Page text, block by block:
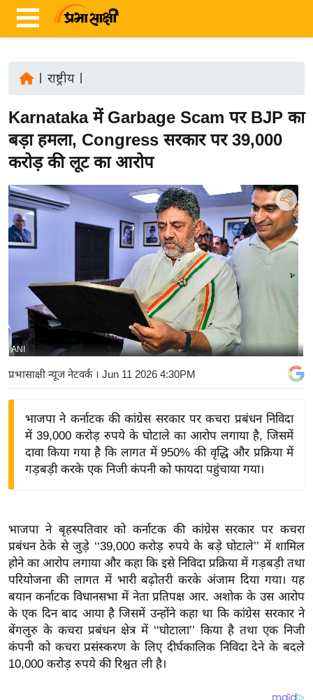
ज़ा
ख
र
रा
ष्ट्री
य
ष्ट्री
य
बि
ज़
ने
द्यो
वि
शे
ष
ज्ञ
रा
य
ब
ज
राष्ट्रीय|
Karnataka में Garbage Scam पर BJP का
बड़ा हमला, Congress सरकार पर 39,000
करोड़ की लूट का आरोप
ANI
प्रभासाक्षी न्यूज नेटवर्क। Jun 11 2026 4:30PM
भाजपा ने कर्नाटक की कांग्रेस सरकार पर कचरा प्रबंधन निविदा
में 39,000 करोड़ रुपये के घोटाले का आरोप लगाया है, जिसमें
दावा किया गया है कि लागत में 950% की वृद्धि और प्रक्रिया में
गड़बड़ी करके एक निजी कंपनी को फायदा पहुंचाया गया।
भाजपा ने बृहस्पतिवार को कर्नाटक की कांग्रेस सरकार पर कचरा
प्रबंधन ठेके से जुड़े ‘‘39,000 करोड़ रुपये के बड़े घोटाले’’ में शामिल
होने का आरोप लगाया और कहा कि इसे निविदा प्रक्रिया में गड़बड़ी तथा
परियोजना की लागत में भारी बढ़ोतरी करके अंजाम दिया गया। यह
बयान कर्नाटक विधानसभा में नेता प्रतिपक्ष आर. अशोक के उस आरोप
के एक दिन बाद आया है जिसमें उन्होंने कहा था कि कांग्रेस सरकार ने
बेंगलुरु के कचरा प्रबंधन क्षेत्र में ‘‘घोटाला’’ किया है तथा एक निजी
कंपनी को कचरा प्रसंस्करण के लिए दीर्घकालिक निविदा देने के बदले
10,000 करोड़ रुपये की रिश्वत ली है।